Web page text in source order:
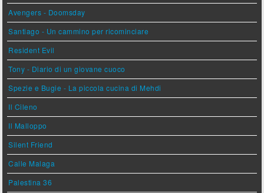
Avengers - Doomsday
Santiago - Un cammino per ricominciare
Resident Evil
Tony - Diario di un giovane cuoco
Spezie e Bugie - La piccola cucina di Mehdi
Il Cileno
Il Malloppo
Silent Friend
Calle Malaga
Palestina 36